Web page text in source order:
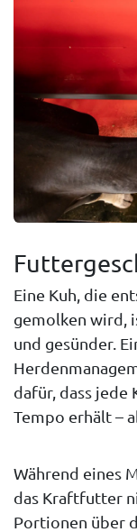
Eine Kuh, die
gemolken wird,
und gesünder.
dafür, dass jede
Tempo erhält –
Während eines
das Kraftfutter
Portionen über